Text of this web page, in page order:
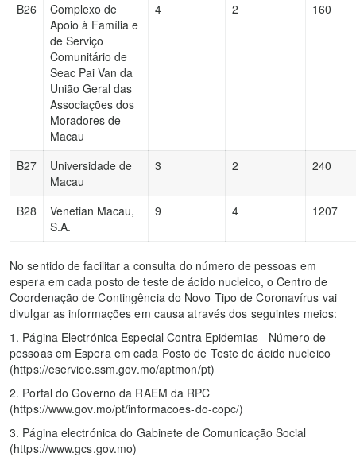
B26
Complexo de
Apoio à Família e
de Serviço
Comunitário de
Seac Pai Van da
União Geral das
Associações dos
Moradores de
Macau
4 2 160
B27
Universidade de
Macau
3 2 240
B28
Venetian Macau,
S.A.
9 4 1207
No sentido de facilitar a consulta do número de pessoas em
espera em cada posto de teste de ácido nucleico, o Centro de
Coordenação de Contingência do Novo Tipo de Coronavírus vai
divulgar as informações em causa através dos seguintes meios:
1. Página Electrónica Especial Contra Epidemias - Número de
pessoas em Espera em cada Posto de Teste de ácido nucleico
(https://eservice.ssm.gov.mo/aptmon/pt)
2. Portal do Governo da RAEM da RPC
(https://www.gov.mo/pt/informacoes-do-copc/)
3. Página electrónica do Gabinete de Comunicação Social
(https://www.gcs.gov.mo)